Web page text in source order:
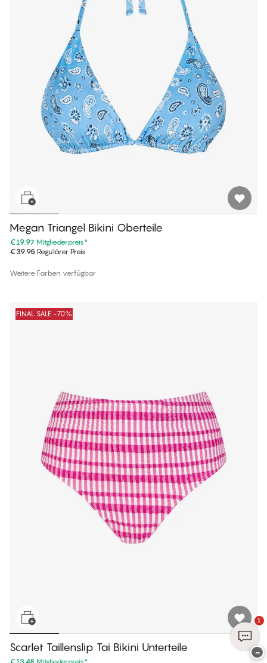
Megan Triangel Bikini Oberteile
€19.97 Mitgliederpreis*
€39.95 Regulärer Preis
Weitere Farben verfügbar
FINAL SALE -70%
Scarlet Taillenslip Tai Bikini Unterteile
1
−